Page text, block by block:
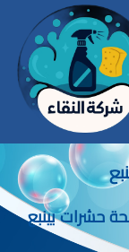
حشرات بينبع